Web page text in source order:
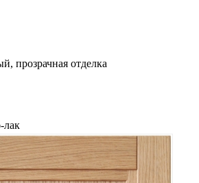
прозрачная отделка
лак